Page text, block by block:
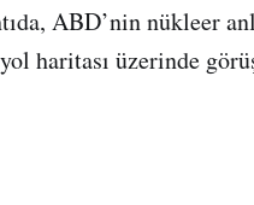
ABD’nin nükleer
haritası üzerinde